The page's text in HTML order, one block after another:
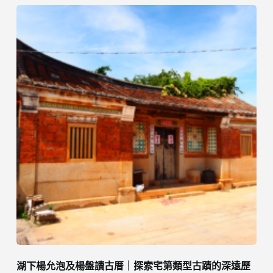
湖下楊允泡及楊盤讀古厝｜探索宅第類型古蹟的深遠歷